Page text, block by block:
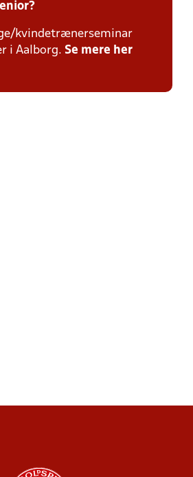
kvindetrænerseminar
i Aalborg. Se mere her